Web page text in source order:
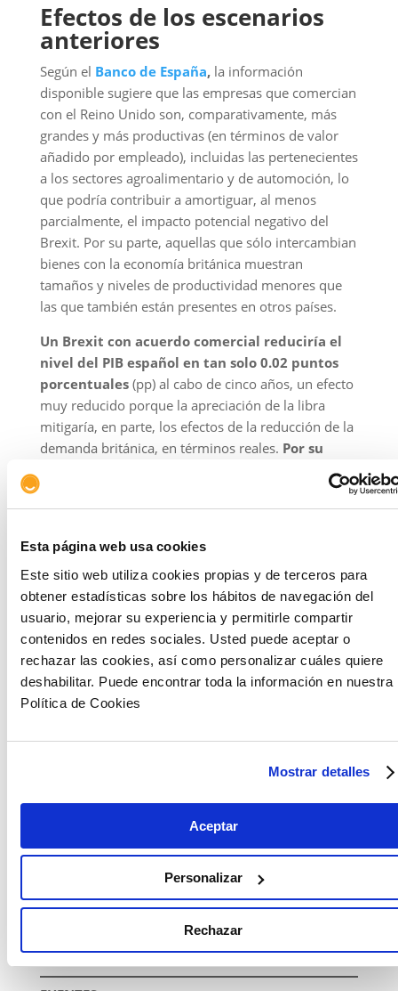
Esta página web usa cookies
Este sitio web utiliza cookies propias y de terceros para
obtener estadísticas sobre los hábitos de navegación del
usuario, mejorar su experiencia y permitirle compartir
contenidos en redes sociales. Usted puede aceptar o
rechazar las cookies, así como personalizar cuáles quiere
deshabilitar. Puede encontrar toda la información en nuestra
Política de Cookies
Mostrar detalles
Aceptar
Personalizar
Rechazar
Efectos de los escenarios
anteriores
Según el Banco de España,la información
disponible sugiere que las empresas que comercian
con el Reino Unido son, comparativamente, más
grandes y más productivas (en términos de valor
añadido por empleado), incluidas las pertenecientes
a los sectores agroalimentario y de automoción, lo
que podría contribuir a amortiguar, al menos
parcialmente, el impacto potencial negativo del
Brexit. Por su parte, aquellas que sólo intercambian
bienes con la economía británica muestran
tamaños y niveles de productividad menores que
las que también están presentes en otros países.
Un Brexit con acuerdo comercial reduciría el
nivel del PIB español en tan solo 0.02 puntos
porcentuales(pp) al cabo de cinco años, un efecto
muy reducido porque la apreciación de la libra
mitigaría, en parte, los efectos de la reducción de la
demanda británica, en términos reales. Por su
parte, un Brexit sin acuerdo reduciría el nivel
del PIB español en 0.5 pp
, también en cinco años,
si sucede de forma ordenada, y algo más de 0.8 pp
De acuerdo con las simulaciones,en el peor de los
casos considerados, el crecimiento medio
anual del PIB se reduciría entre una y dos
décimas. En los escenarios de Brexit sin acuerdo,
aproximadamente un 70% del efecto total sobre
nuestro PIB correspondería a las consecuencias
directas que el Brexit tendría en el comercio
vendría explicado por su efecto en el resto de
cambiar en cualquier momento
para peor. Es por ello que mitigar los riesgos del
escenario menos probable y trabajar en la continua
diversificación de mercados y en la competitividad
de los exportadores españoles resulta
imprescindible mientras se continúa monitorizando